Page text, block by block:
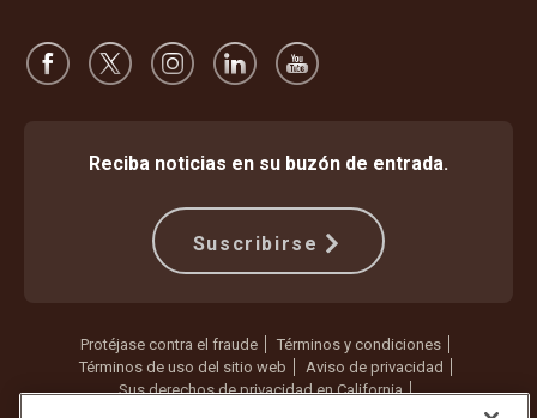
Reciba noticias en su buzón de entrada.
Suscribirse
Protéjase contra el fraude
Términos y condiciones
Términos de uso del sitio web
Aviso de privacidad
Sus derechos de privacidad en California